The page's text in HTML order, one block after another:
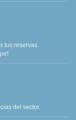
tus reservas
del sector.